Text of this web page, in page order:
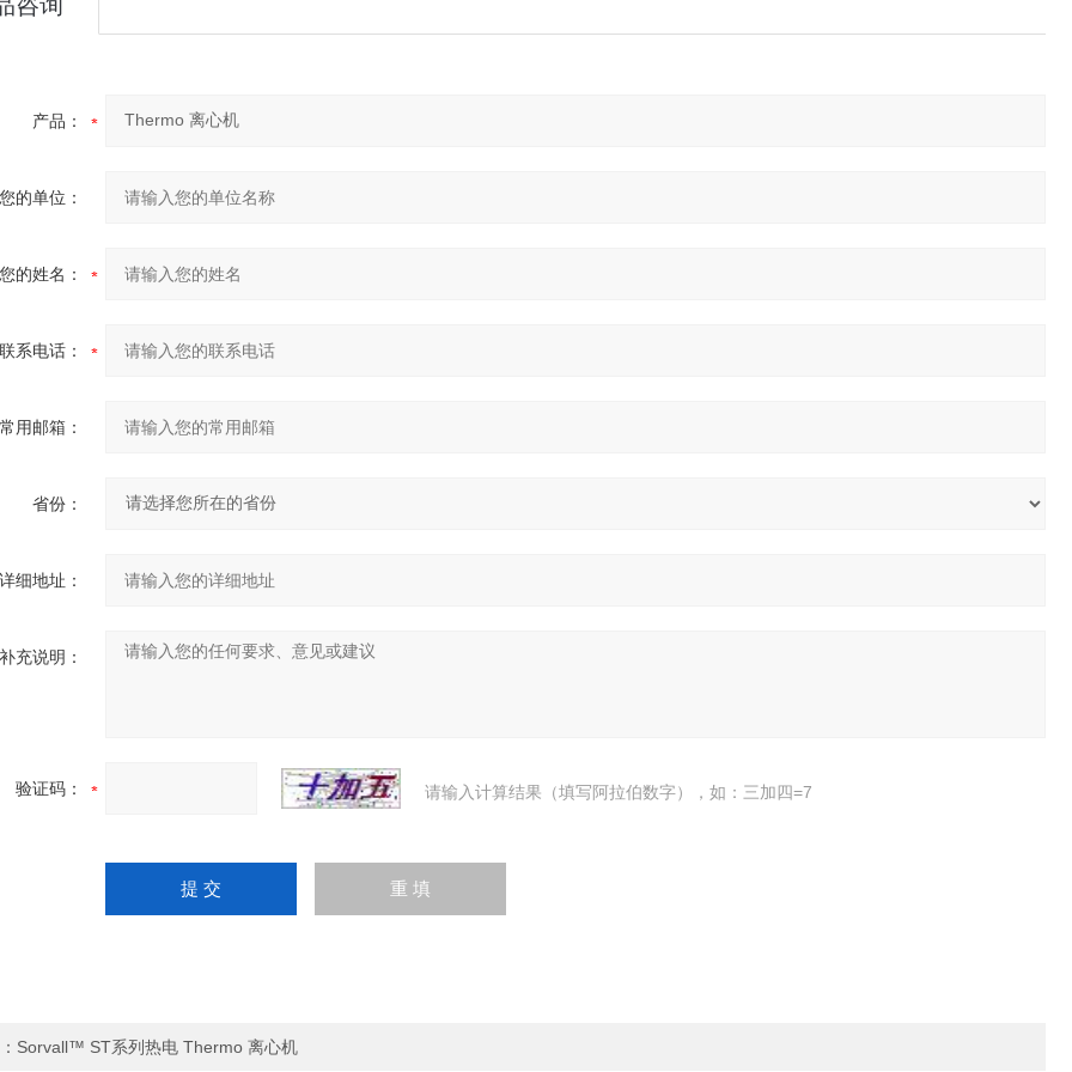
产品：
您的单位：
您的姓名：
联系电话：
常用邮箱：
省份：
详细地址：
补充说明：
验证码： 请输入计算结果（填写阿拉伯数字），如：三加四=7
Sorvall™ ST系列热电 Thermo 离心机